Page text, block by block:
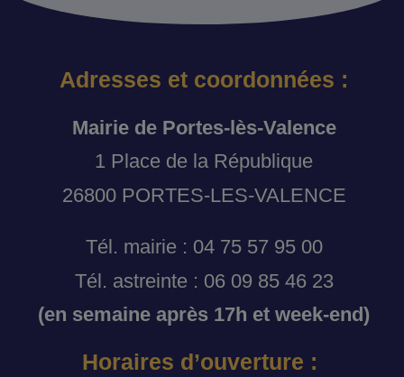
Adresses et coordonnées :
Mairie de Portes-lès-Valence
1 Place de la République
26800 PORTES-LES-VALENCE
Tél. mairie : 04 75 57 95 00
Tél. astreinte : 06 09 85 46 23
(en semaine après 17h et week-end)
Horaires d’ouverture :